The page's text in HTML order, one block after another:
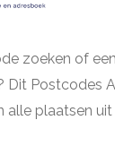
zoeken of
Dit Postcodes
alle plaatsen uit